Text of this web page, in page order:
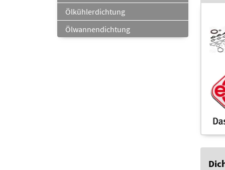
Ölkühlerdichtung
Ölwannendichtung